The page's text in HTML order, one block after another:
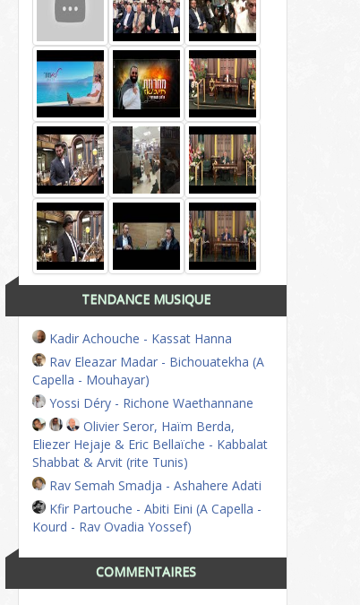
TENDANCE MUSIQUE
Kadir Achouche - Kassat Hanna
Rav Eleazar Madar - Bichouatekha (A
Capella - Mouhayar)
Yossi Déry - Richone Waethannane
Olivier Seror, Haïm Berda,
Eliezer Hejaje & Eric Bellaïche - Kabbalat
Shabbat & Arvit (rite Tunis)
Rav Semah Smadja - Ashahere Adati
Kfir Partouche - Abiti Eini (A Capella -
Kourd - Rav Ovadia Yossef)
COMMENTAIRES